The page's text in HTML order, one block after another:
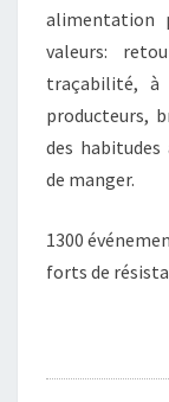
alimentation
valeurs:
traçabilité, à
producteurs,
des
de manger.
1300
forts de